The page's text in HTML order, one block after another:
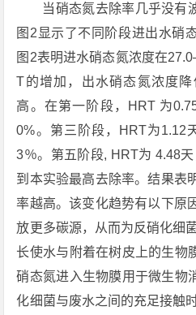
当硝态氮去除率几乎没有
图2显示了不同阶段进出水硝
图2表明进水硝态氮浓度在
T的增加，出水硝态氮浓度
高。在第一阶段，HRT 为
0%。第三阶段，HRT为1.12
3％。第五阶段, HRT为 4.48
到本实验最高去除率。结果表
率越高。该变化趋势有以下原
放更多碳源，从而为反硝化细
长使水与附着在树皮上的生物
硝态氮进入生物膜用于微生物
化细菌与废水之间的充足接触